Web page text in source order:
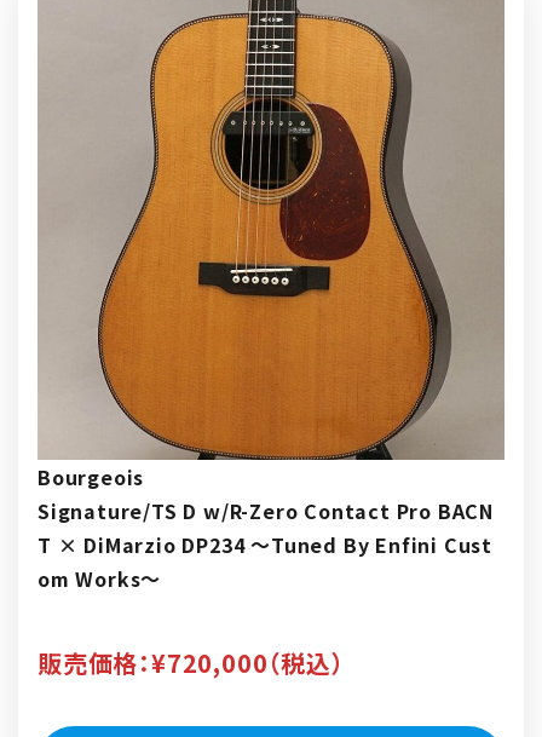
Bourgeois
Signature/TS D w/R-Zero Contact Pro BACN
T × DiMarzio DP234 ～Tuned By Enfini Cust
om Works～
販売価格：¥720,000（税込）